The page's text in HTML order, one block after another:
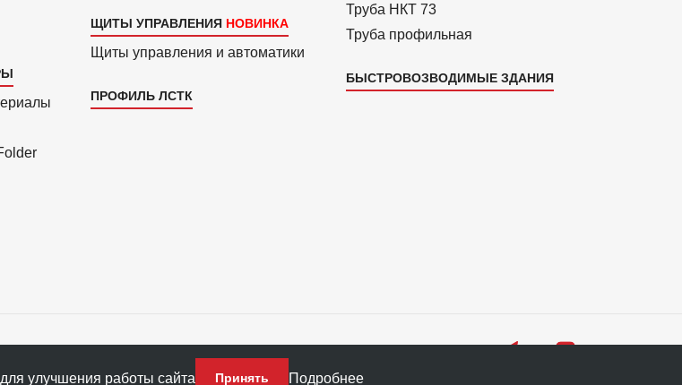
ЩИТЫ УПРАВЛЕНИЯ
Щиты управления и автоматики
ПРОФИЛЬ ЛСТК
Труба НКТ 73
Труба профильная
БЫСТРОВОЗВОДИМЫЕ ЗДАНИЯ
улучшения работы сайта Принять Подробнее